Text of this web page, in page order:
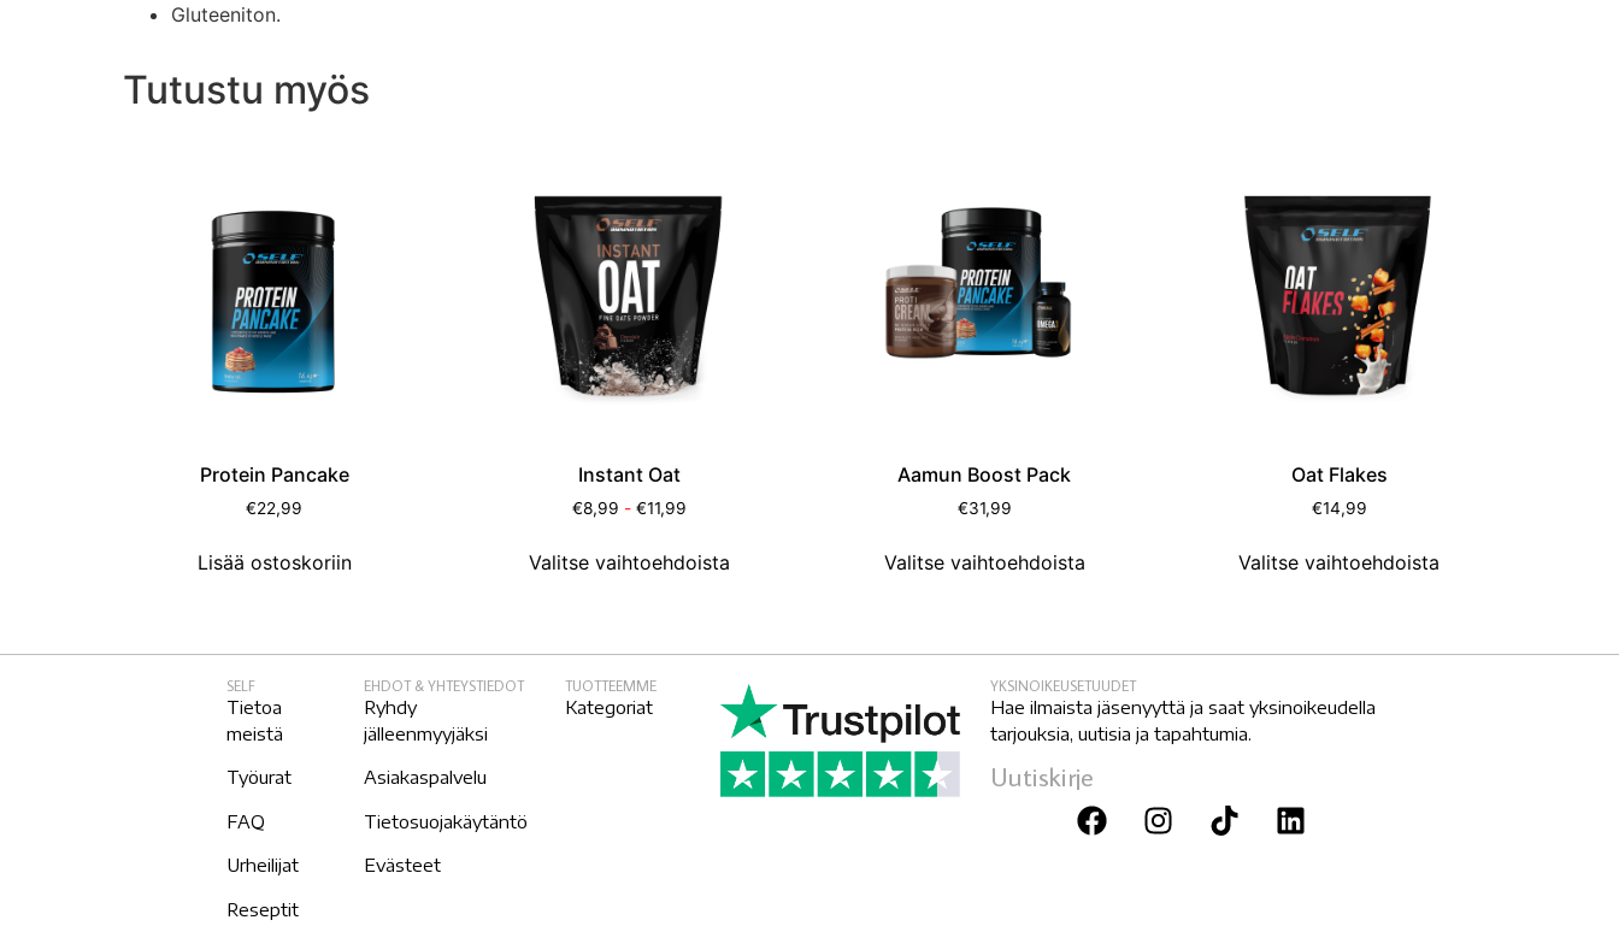
Gluteeniton.
Tutustu myös
Protein Pancake
€22,99
Lisää ostoskoriin
Instant Oat
€8,99 - €11,99
Valitse vaihtoehdoista
Aamun Boost Pack
€31,99
Valitse vaihtoehdoista
Oat Flakes
€14,99
Valitse vaihtoehdoista
SELF
Tietoa
meistä
Työurat
FAQ
Urheilijat
Reseptit
EHDOT & YHTEYSTIEDOT
Ryhdy
jälleenmyyjäksi
Asiakaspalvelu
Tietosuojakäytäntö
Evästeet
TUOTTEEMME
Kategoriat
YKSINOIKEUSETUUDET
Hae ilmaista jäsenyyttä ja saat yksinoikeudella
tarjouksia, uutisia ja tapahtumia.
Uutiskirje